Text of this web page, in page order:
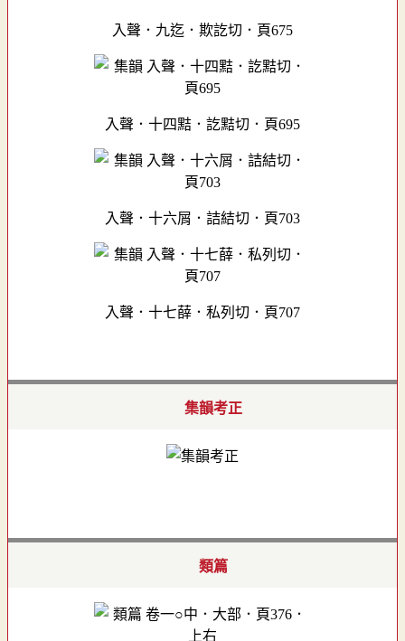
入聲．九迄．欺訖切．頁675
入聲．十四黠．訖黠切．頁695
入聲．十六屑．詰結切．頁703
入聲．十七薛．私列切．頁707
集韻考正
類篇